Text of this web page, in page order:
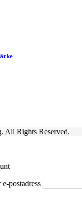
All Rights Reserved.
postadress